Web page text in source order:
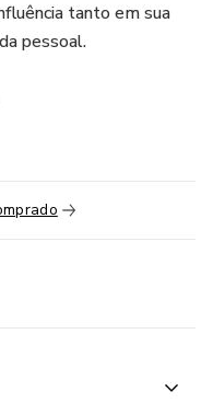
tanto em sua
pessoal.